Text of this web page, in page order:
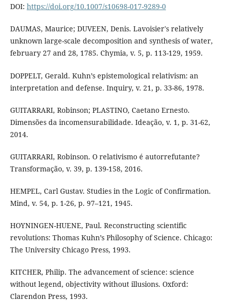
DOI: https://doi.org/10.1007/s10698-017-9289-0
DAUMAS, Maurice; DUVEEN, Denis. Lavoisier's relatively
unknown large-scale decomposition and synthesis of water,
february 27 and 28, 1785. Chymia, v. 5, p. 113-129, 1959.
DOPPELT, Gerald. Kuhn’s epistemological relativism: an
interpretation and defense. Inquiry, v. 21, p. 33-86, 1978.
GUITARRARI, Robinson; PLASTINO, Caetano Ernesto.
Dimensões da incomensurabilidade. Ideação, v. 1, p. 31-62,
2014.
GUITARRARI, Robinson. O relativismo é autorrefutante?
Transformação, v. 39, p. 139-158, 2016.
HEMPEL, Carl Gustav. Studies in the Logic of Confirmation.
Mind, v. 54, p. 1-26, p. 97–121, 1945.
HOYNINGEN-HUENE, Paul. Reconstructing scientific
revolutions: Thomas Kuhn’s Philosophy of Science. Chicago:
The University Chicago Press, 1993.
KITCHER, Philip. The advancement of science: science
without legend, objectivity without illusions. Oxford:
Clarendon Press, 1993.